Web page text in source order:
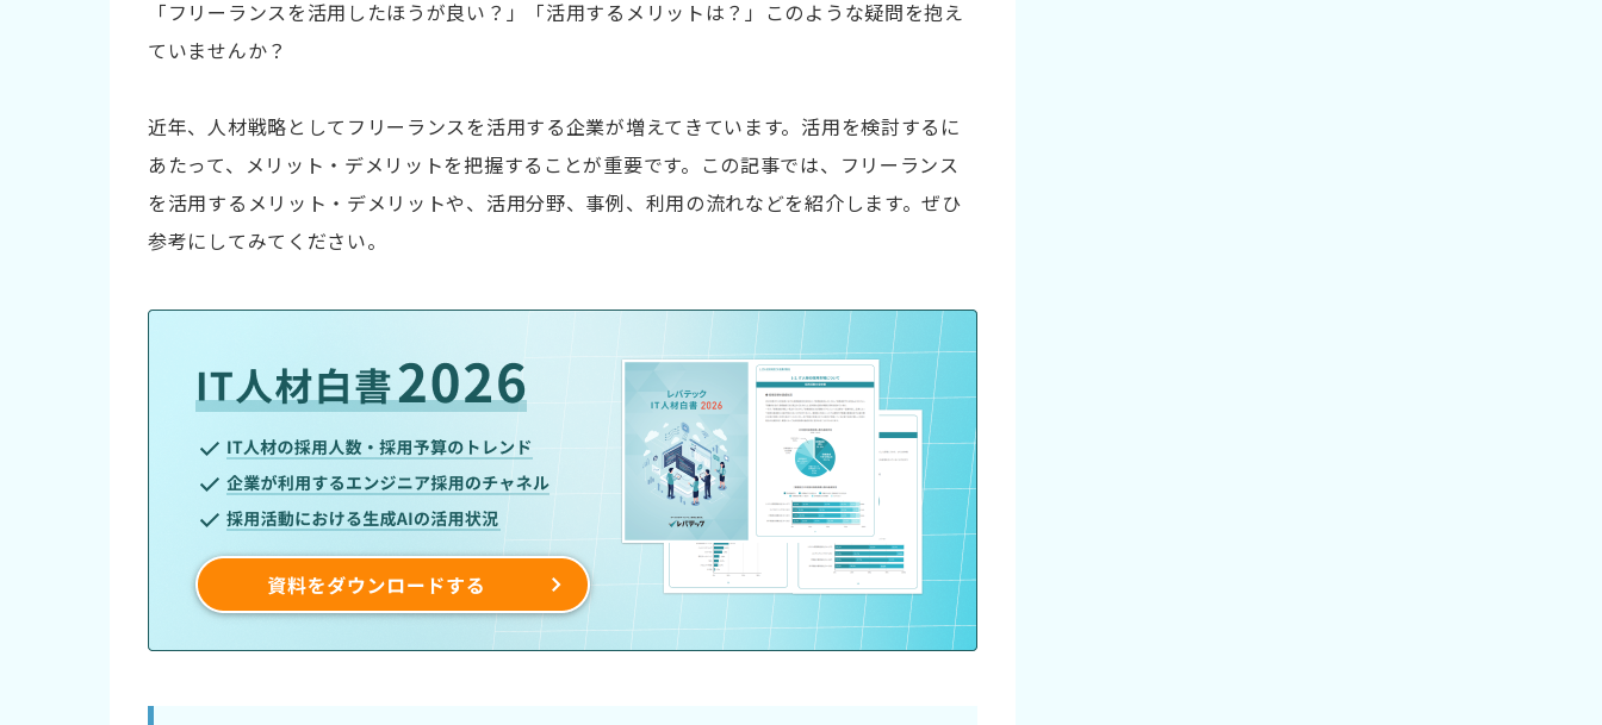
「フリーランスを活用したほうが良い？」「活用するメリットは？」このような疑問を抱え
ていませんか？
近年、人材戦略としてフリーランスを活用する企業が増えてきています。活用を検討するに
あたって、メリット・デメリットを把握することが重要です。この記事では、フリーランス
を活用するメリット・デメリットや、活用分野、事例、利用の流れなどを紹介します。ぜひ
参考にしてみてください。